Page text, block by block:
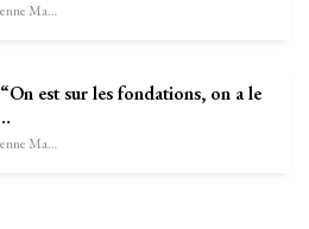
Sébastien-Étienne Marechal
est sur les fondations, on a le
Sébastien-Étienne Marechal